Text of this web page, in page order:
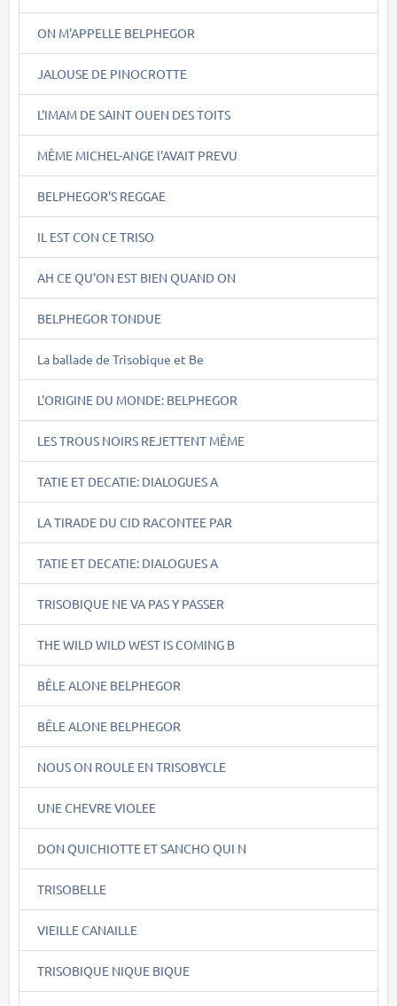
ON M'APPELLE BELPHEGOR
JALOUSE DE PINOCROTTE
L'IMAM DE SAINT OUEN DES TOITS
MÊME MICHEL-ANGE l'AVAIT PREVU
BELPHEGOR'S REGGAE
IL EST CON CE TRISO
AH CE QU'ON EST BIEN QUAND ON
BELPHEGOR TONDUE
La ballade de Trisobique et Be
L'ORIGINE DU MONDE: BELPHEGOR
LES TROUS NOIRS REJETTENT MÊME
TATIE ET DECATIE: DIALOGUES A
LA TIRADE DU CID RACONTEE PAR
TATIE ET DECATIE: DIALOGUES A
TRISOBIQUE NE VA PAS Y PASSER
THE WILD WILD WEST IS COMING B
BÊLE ALONE BELPHEGOR
BÊLE ALONE BELPHEGOR
NOUS ON ROULE EN TRISOBYCLE
UNE CHEVRE VIOLEE
DON QUICHIOTTE ET SANCHO QUI N
TRISOBELLE
VIEILLE CANAILLE
TRISOBIQUE NIQUE BIQUE